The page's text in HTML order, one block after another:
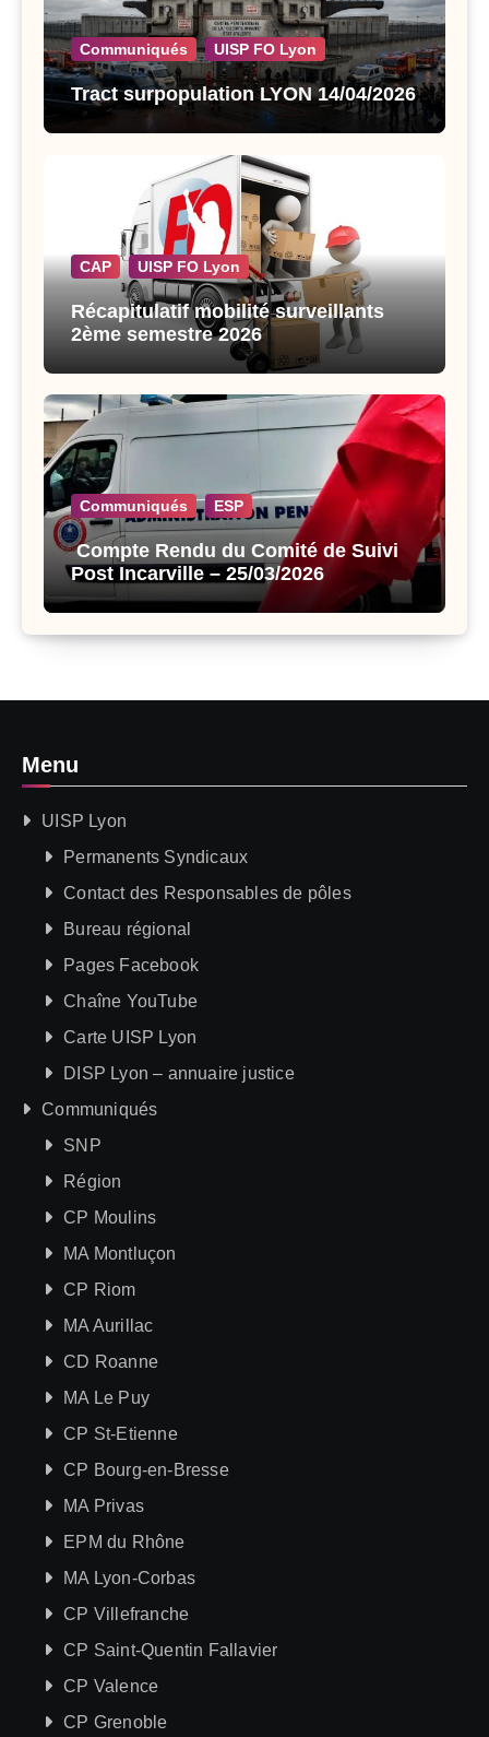
Communiqués UISP FO Lyon
Tract surpopulation LYON 14/04/2026
CAP UISP FO Lyon
Récapitulatif mobilité surveillants
2ème semestre 2026
Communiqués ESP
Compte Rendu du Comité de Suivi
Post Incarville – 25/03/2026
Menu
UISP Lyon
Permanents Syndicaux
Contact des Responsables de pôles
Bureau régional
Pages Facebook
Chaîne YouTube
Carte UISP Lyon
DISP Lyon – annuaire justice
Communiqués
SNP
Région
CP Moulins
MA Montluçon
CP Riom
MA Aurillac
CD Roanne
MA Le Puy
CP St-Etienne
CP Bourg-en-Bresse
MA Privas
EPM du Rhône
MA Lyon-Corbas
CP Villefranche
CP Saint-Quentin Fallavier
CP Valence
CP Grenoble